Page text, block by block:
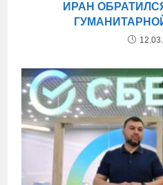
ИРАН